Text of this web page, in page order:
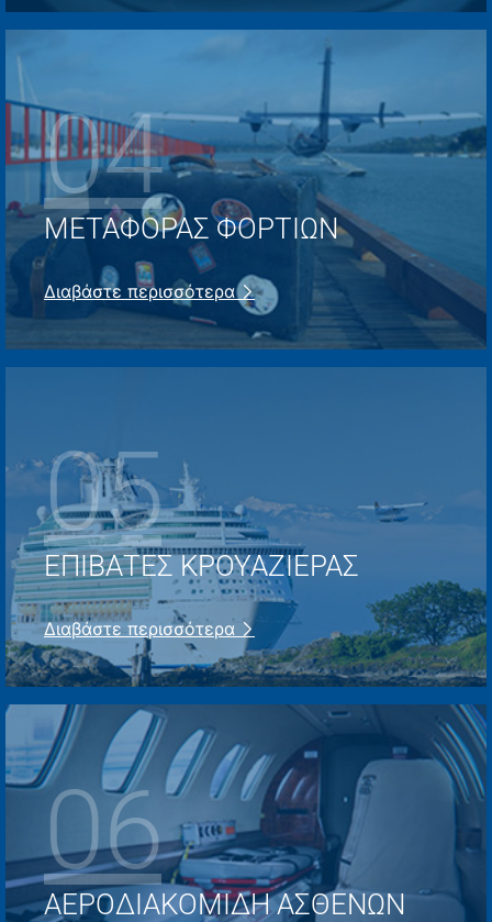
04
MΕΤΑΦΟΡΆΣ ΦΟΡΤΊΩΝ
Διαβάστε περισσότερα
05
EΠΙΒΆΤΕΣ ΚΡΟΥΑΖΙΈΡΑΣ
Διαβάστε περισσότερα
06
ΑΕΡΟΔΙΑΚΟΜΙΔΉ ΑΣΘΕΝΏΝ